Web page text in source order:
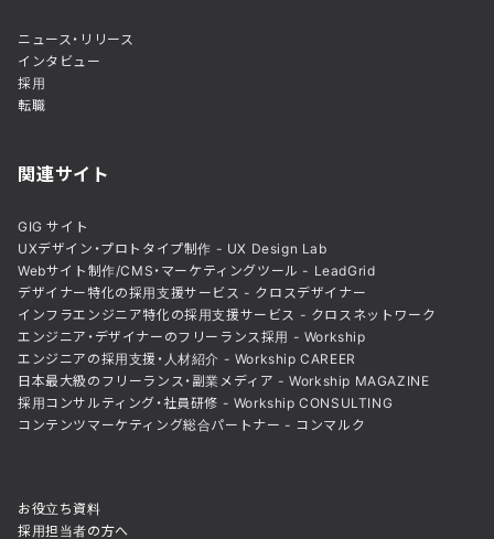
ニュース・リリース
インタビュー
採用
転職
関連サイト
GIG サイト
UXデザイン・プロトタイプ制作 - UX Design Lab
Webサイト制作/CMS・マーケティングツール - LeadGrid
デザイナー特化の採用支援サービス - クロスデザイナー
インフラエンジニア特化の採用支援サービス - クロスネットワーク
エンジニア・デザイナーのフリーランス採用 - Workship
エンジニアの採用支援・人材紹介 - Workship CAREER
日本最大級のフリーランス・副業メディア - Workship MAGAZINE
採用コンサルティング・社員研修 - Workship CONSULTING
コンテンツマーケティング総合パートナー - コンマルク
お役立ち資料
採用担当者の方へ